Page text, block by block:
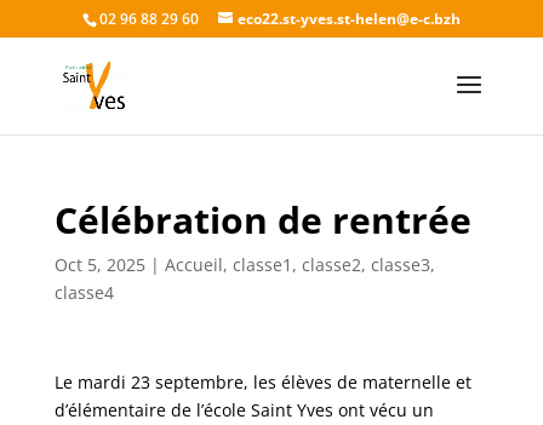
02 96 88 29 60 eco22.st-yves.st-helen@e-c.bzh
Célébration de rentrée
Oct 5, 2025| Accueil, classe1 , classe2, classe3,
classe4
Le mardi 23 septembre, les élèves de maternelle et
d’élémentaire de l’école Saint Yves ont vécu un